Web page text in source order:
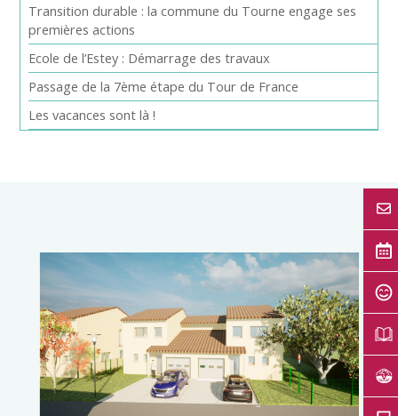
Transition durable : la commune du Tourne engage ses
premières actions
Ecole de l’Estey : Démarrage des travaux
Passage de la 7ème étape du Tour de France
Les vacances sont là !